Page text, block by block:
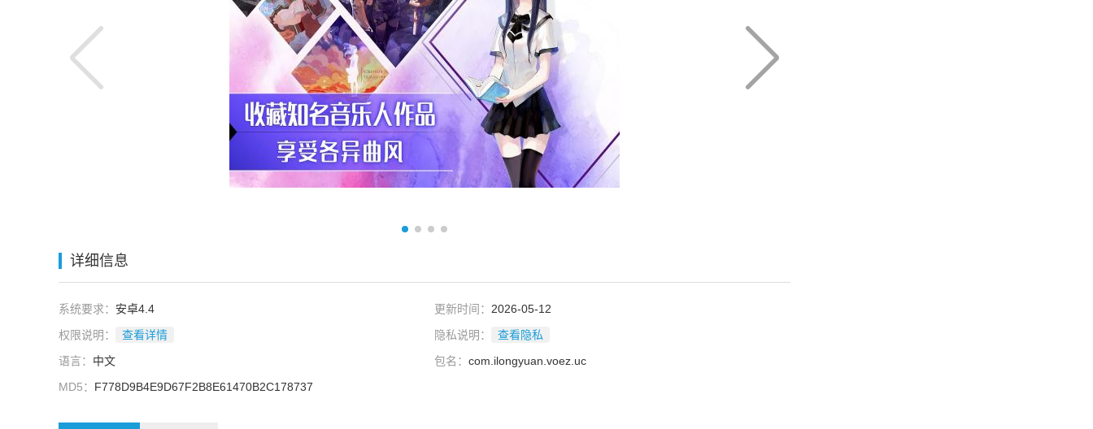
详细信息
系统要求： 安卓4.4 更新时间： 2026-05-12
权限说明：
查看详情 隐私说明：
查看隐私
语言： 中文 包名： com.ilongyuan.voez.uc
MD5： F778D9B4E9D67F2B8E61470B2C178737